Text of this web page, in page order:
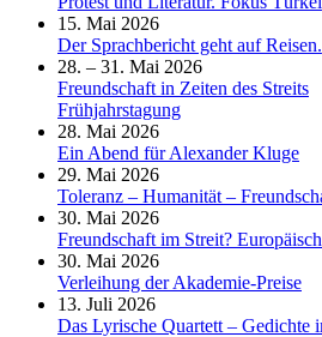
15. Mai 2026
Der Sprachbericht geht auf Reisen.
28. – 31. Mai 2026
Freundschaft in Zeiten des Streits
Frühjahrstagung
28. Mai 2026
Ein Abend für Alexander Kluge
29. Mai 2026
Toleranz – Humanität –
30. Mai 2026
Freundschaft im Streit?
30. Mai 2026
Verleihung der Akademie-Preise
13. Juli 2026
Das Lyrische Quartett – Gedichte